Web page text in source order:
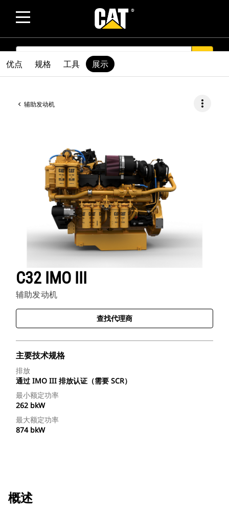
SEARCH
辅助发动机 more_vert
C32 IMO III
辅助发动机
查找代理商
主要技术规格
排放
通过 IMO III 排放认证（需要 SCR）
最小额定功率
262 bkW
最大额定功率
874 bkW
优点 规格 工具 展示
概述